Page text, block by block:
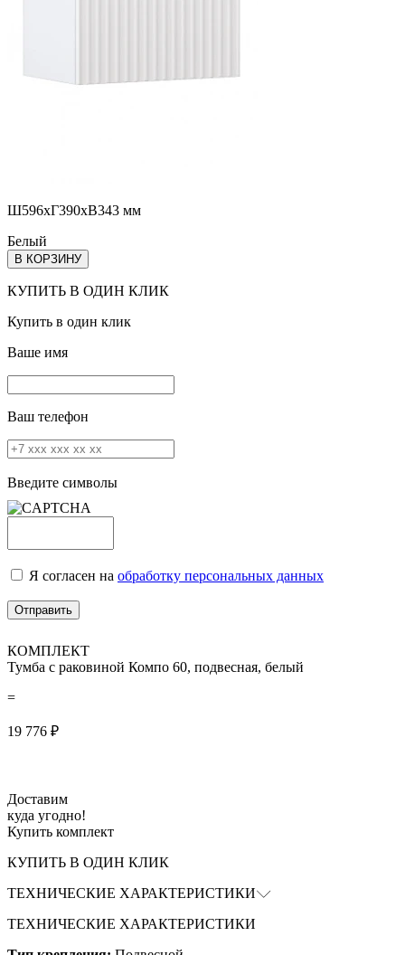
Ш596хГ390хВ343 мм
Белый
В КОРЗИНУ
КУПИТЬ В ОДИН КЛИК
Купить в один клик
Ваше имя
Ваш телефон
Введите символы
Я согласен на обработку персональных данных
КОМПЛЕКТ
Тумба с раковиной Компо 60, подвесная, белый
=
19 776 ₽
Доставим
куда угодно!
Купить комплект
КУПИТЬ В ОДИН КЛИК
ТЕХНИЧЕСКИЕ ХАРАКТЕРИСТИКИ
ТЕХНИЧЕСКИЕ ХАРАКТЕРИСТИКИ